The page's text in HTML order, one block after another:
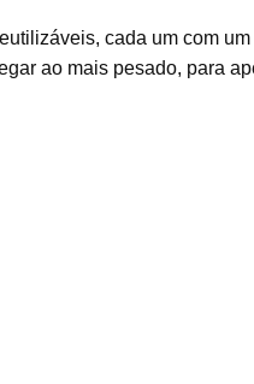
cada um com
ao mais pesado, para